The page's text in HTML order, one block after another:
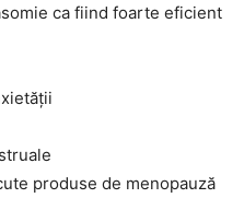
ca fiind foarte eficient
produse de menopauză